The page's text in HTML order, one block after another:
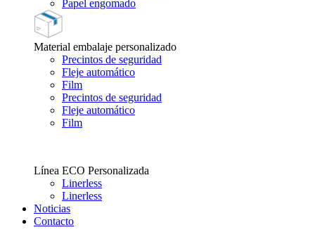
Papel engomado
Material embalaje personalizado
Precintos de seguridad
Fleje automático
Film
Precintos de seguridad
Fleje automático
Film
Línea ECO Personalizada
Linerless
Linerless
Noticias
Contacto